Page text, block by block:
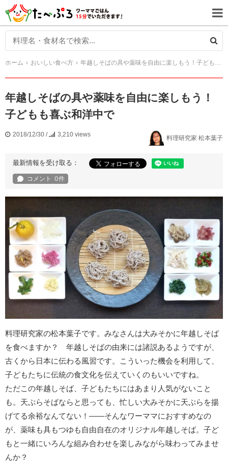
ホーム おいしい食べ方 年越しそばの具や薬味を自由に楽しもう！子どもも喜ぶ和洋中で
年越しそばの具や薬味を自由に楽しもう！
子どもも喜ぶ和洋中で
2018/12/30 / 3,210 views 料理研究家 松本葉子
最新情報を受け取る：
料理研究家の松本葉子です。みなさんは大みそかに年越しそば
を食べますか？ 年越しそばの由来には諸説あるようですが、
古くから日本に伝わる風習です。こういった機会を利用して、
子どもたちに伝統の食文化を伝えていくのもいいですね。
ただこの年越しそば、子どもたちにはあまり人気がないこと
も。天ぷらそばならと思っても、忙しい大みそかに天ぷらを揚
げてる余裕なんてない！――そんなワーママにおすすめなの
が、薬味も具もつゆも自由自在のオリジナル年越しそば。子ど
もと一緒にいろんな組み合わせを楽しみながら味わってみませ
んか？